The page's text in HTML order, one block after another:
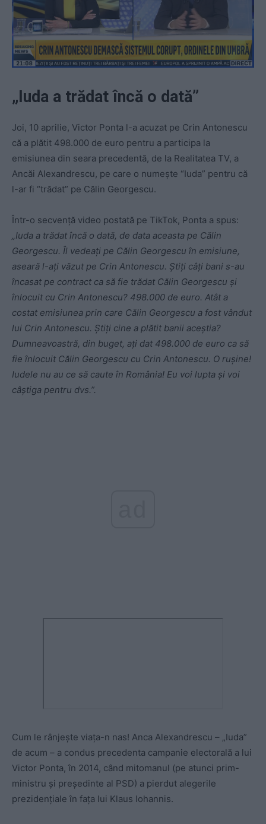
„Iuda a trădat încă o dată”
Joi, 10 aprilie, Victor Ponta l-a acuzat pe Crin Antonescu
că a plătit 498.000 de euro pentru a participa la
emisiunea din seara precedentă, de la Realitatea TV, a
Ancăi Alexandrescu, pe care o numește “Iuda” pentru că
l-ar fi “trădat” pe Călin Georgescu.
Într-o secvență video postată pe TikTok, Ponta a spus:
Iuda a trădat încă o dată, de data aceasta pe Călin
Georgescu. Îl vedeați pe Călin Georgescu în emisiune,
aseară l-ați văzut pe Crin Antonescu. Știți câți bani s-au
încasat pe contract ca să fie trădat Călin Georgescu și
înlocuit cu Crin Antonescu? 498.000 de euro. Atât a
costat emisiunea prin care Călin Georgescu a fost vândut
lui Crin Antonescu. Știți cine a plătit banii aceștia?
Dumneavoastră, din buget, ați dat 498.000 de euro ca să
fie înlocuit Călin Georgescu cu Crin Antonescu. O rușine!
Iudele nu au ce să caute în România! Eu voi lupta și voi
câștiga pentru dvs.”.
Cum le rânjește viața-n nas! Anca Alexandrescu – „Iuda”
de acum – a condus precedenta campanie electorală a lui
Victor Ponta, în 2014, când mitomanul (pe atunci prim-
ministru și președinte al PSD) a pierdut alegerile
prezidențiale în fața lui Klaus Iohannis.